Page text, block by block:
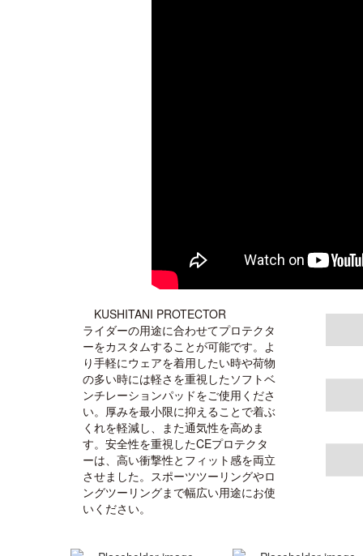
KUSHITANI PROTECTOR
ライダーの用途に合わせてプロテクタ
ーをカスタムすることが可能です。よ
り手軽にウェアを着用したい時や荷物
の多い時には軽さを重視したソフトベ
ンチレーションパッドをご使用くださ
い。厚みを最小限に抑えることで着ぶ
くれを軽減し、また通気性を高めま
す。安全性を重視したCEプロテクタ
ーは、高い衝撃性とフィット感を両立
させました。スポーツツーリングやロ
ングツーリングまで幅広い用途にお使
いください。